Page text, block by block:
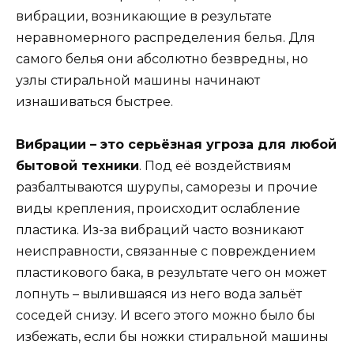
вибрации, возникающие в результате
неравномерного распределения белья. Для
самого белья они абсолютно безвредны, но
узлы стиральной машины начинают
изнашиваться быстрее.
Вибрации – это серьёзная угроза для любой
бытовой техники. Под её воздействиям
разбалтываются шурупы, саморезы и прочие
виды крепления, происходит ослабление
пластика. Из-за вибраций часто возникают
неисправности, связанные с повреждением
пластикового бака, в результате чего он может
лопнуть – вылившаяся из него вода зальёт
соседей снизу. И всего этого можно было бы
избежать, если бы ножки стиральной машины